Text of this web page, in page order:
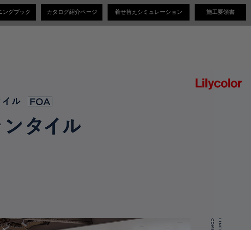
ングブック カタログ紹介ページ 着せ替えシミュレーション 施工要領書